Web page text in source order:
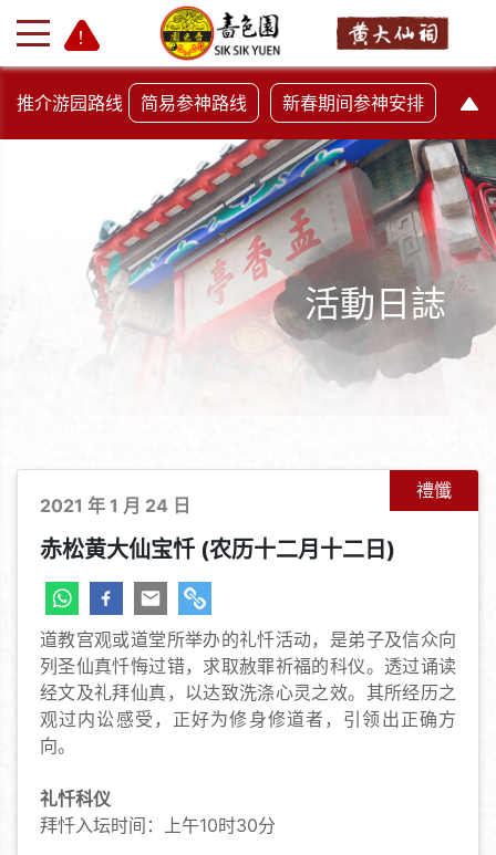
+
推介游园路线 简易参神路线 新春期间参神安排
活動日誌
禮懺
2021 年 1 月 24 日
赤松黄大仙宝忏 (农历十二月十二日)
道教宫观或道堂所举办的礼忏活动，是弟子及信众向
列圣仙真忏悔过错，求取赦罪祈福的科仪。透过诵读
经文及礼拜仙真，以达致洗涤心灵之效。其所经历之
观过内讼感受，正好为修身修道者，引领出正确方
向。
礼忏科仪
拜忏入坛时间：上午10时30分